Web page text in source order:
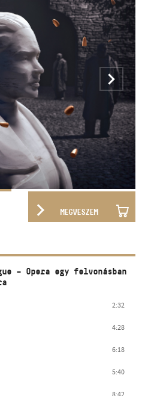
MEGVESZEM
– Opera egy felvonásban
2:32
4:28
6:18
5:40
8:42